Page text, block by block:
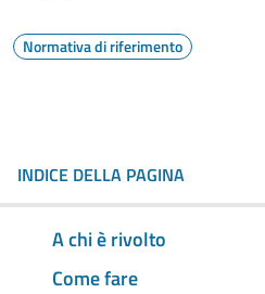
Normativa di riferimento
INDICE DELLA PAGINA
A chi è rivolto
Come fare